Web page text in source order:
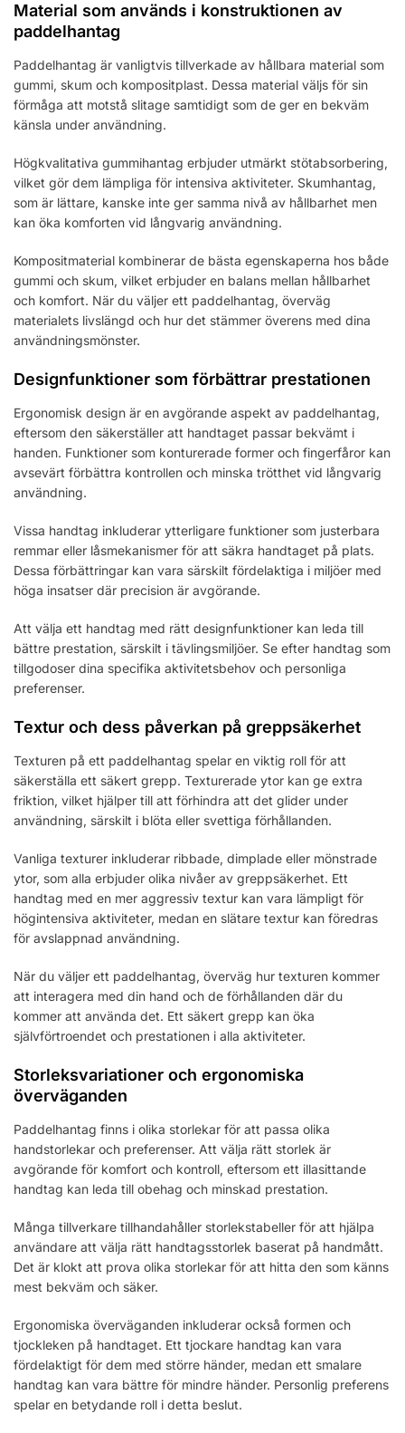
Material som används i konstruktionen av
paddelhantag
Paddelhantag är vanligtvis tillverkade av hållbara material som
gummi, skum och kompositplast. Dessa material väljs för sin
förmåga att motstå slitage samtidigt som de ger en bekväm
känsla under användning.
Högkvalitativa gummihantag erbjuder utmärkt stötabsorbering,
vilket gör dem lämpliga för intensiva aktiviteter. Skumhantag,
som är lättare, kanske inte ger samma nivå av hållbarhet men
kan öka komforten vid långvarig användning.
Kompositmaterial kombinerar de bästa egenskaperna hos både
gummi och skum, vilket erbjuder en balans mellan hållbarhet
och komfort. När du väljer ett paddelhantag, överväg
materialets livslängd och hur det stämmer överens med dina
användningsmönster.
Designfunktioner som förbättrar prestationen
Ergonomisk design är en avgörande aspekt av paddelhantag,
eftersom den säkerställer att handtaget passar bekvämt i
handen. Funktioner som konturerade former och fingerfåror kan
avsevärt förbättra kontrollen och minska trötthet vid långvarig
användning.
Vissa handtag inkluderar ytterligare funktioner som justerbara
remmar eller låsmekanismer för att säkra handtaget på plats.
Dessa förbättringar kan vara särskilt fördelaktiga i miljöer med
höga insatser där precision är avgörande.
Att välja ett handtag med rätt designfunktioner kan leda till
bättre prestation, särskilt i tävlingsmiljöer. Se efter handtag som
tillgodoser dina specifika aktivitetsbehov och personliga
preferenser.
Textur och dess påverkan på greppsäkerhet
Texturen på ett paddelhantag spelar en viktig roll för att
säkerställa ett säkert grepp. Texturerade ytor kan ge extra
friktion, vilket hjälper till att förhindra att det glider under
användning, särskilt i blöta eller svettiga förhållanden.
Vanliga texturer inkluderar ribbade, dimplade eller mönstrade
ytor, som alla erbjuder olika nivåer av greppsäkerhet. Ett
handtag med en mer aggressiv textur kan vara lämpligt för
högintensiva aktiviteter, medan en slätare textur kan föredras
för avslappnad användning.
När du väljer ett paddelhantag, överväg hur texturen kommer
att interagera med din hand och de förhållanden där du
kommer att använda det. Ett säkert grepp kan öka
självförtroendet och prestationen i alla aktiviteter.
Storleksvariationer och ergonomiska
överväganden
Paddelhantag finns i olika storlekar för att passa olika
handstorlekar och preferenser. Att välja rätt storlek är
avgörande för komfort och kontroll, eftersom ett illasittande
handtag kan leda till obehag och minskad prestation.
Många tillverkare tillhandahåller storlekstabeller för att hjälpa
användare att välja rätt handtagsstorlek baserat på handmått.
Det är klokt att prova olika storlekar för att hitta den som känns
mest bekväm och säker.
Ergonomiska överväganden inkluderar också formen och
tjockleken på handtaget. Ett tjockare handtag kan vara
fördelaktigt för dem med större händer, medan ett smalare
handtag kan vara bättre för mindre händer. Personlig preferens
spelar en betydande roll i detta beslut.